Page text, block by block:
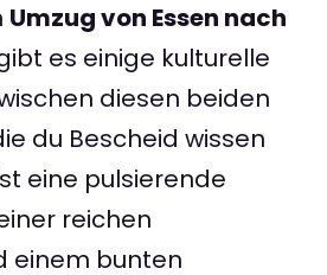
Umzug von Essen nach
es einige kulturelle
diesen beiden
du Bescheid wissen
eine pulsierende
reichen
einem bunten